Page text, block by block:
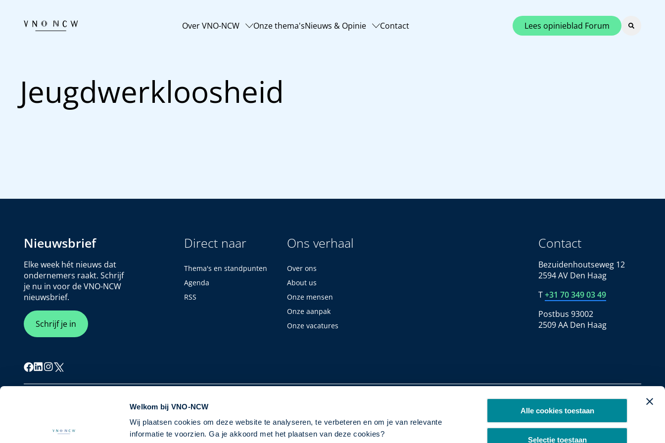
Welkom bij VNO-NCW
Wij plaatsen cookies om deze website te analyseren, te verbeteren en om je van relevante
informatie te voorzien. Ga je akkoord met het plaatsen van deze cookies?
Alle cookies toestaan
Selectie toestaan
Over VNO-NCW Onze thema'sNieuws & Opinie Contact Lees opinieblad Forum
Jeugdwerkloosheid
Nieuwsbrief
Elke week hét nieuws dat
ondernemers raakt. Schrijf
je nu in voor de VNO-NCW
nieuwsbrief.
Schrijf je in
Direct naar
Thema's en standpunten
Agenda
RSS
Ons verhaal
Over ons
About us
Onze mensen
Onze aanpak
Onze vacatures
Contact
Bezuidenhoutseweg 12
2594 AV Den Haag
T+31 70 349 03 49
Postbus 93002
2509 AA Den Haag
Privacybeleid Disclaimer Copyright 2026